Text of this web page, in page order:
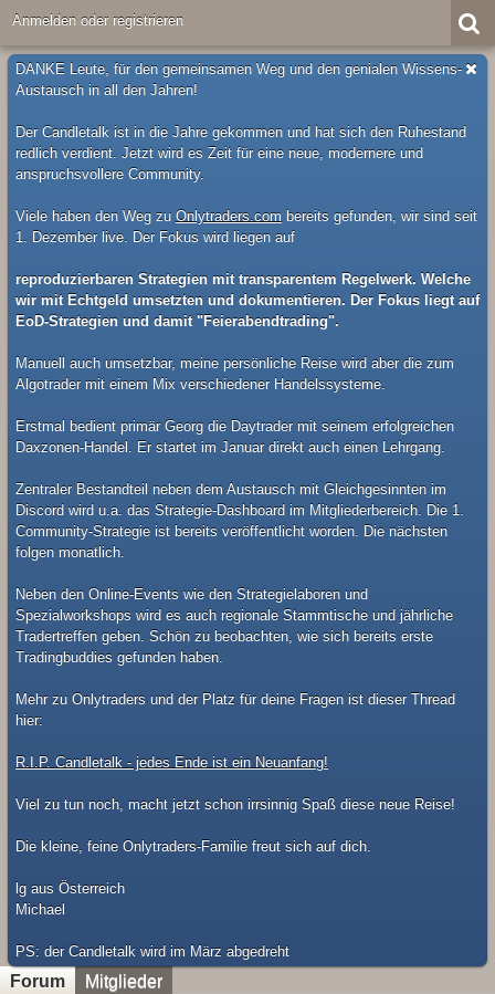
Anmelden oder registrieren
DANKE Leute, für den gemeinsamen Weg und den genialen Wissens-
Austausch in all den Jahren!
Der Candletalk ist in die Jahre gekommen und hat sich den Ruhestand
redlich verdient. Jetzt wird es Zeit für eine neue, modernere und
anspruchsvollere Community.
Viele haben den Weg zu Onlytraders.com bereits gefunden, wir sind seit
1. Dezember live. Der Fokus wird liegen auf
reproduzierbaren Strategien mit transparentem Regelwerk. Welche
wir mit Echtgeld umsetzten und dokumentieren. Der Fokus liegt auf
EoD-Strategien und damit "Feierabendtrading".
Manuell auch umsetzbar, meine persönliche Reise wird aber die zum
Algotrader mit einem Mix verschiedener Handelssysteme.
Erstmal bedient primär Georg die Daytrader mit seinem erfolgreichen
Daxzonen-Handel. Er startet im Januar direkt auch einen Lehrgang.
Zentraler Bestandteil neben dem Austausch mit Gleichgesinnten im
Discord wird u.a. das Strategie-Dashboard im Mitgliederbereich. Die 1.
Community-Strategie ist bereits veröffentlicht worden. Die nächsten
folgen monatlich.
Neben den Online-Events wie den Strategielaboren und
Spezialworkshops wird es auch regionale Stammtische und jährliche
Tradertreffen geben. Schön zu beobachten, wie sich bereits erste
Tradingbuddies gefunden haben.
Mehr zu Onlytraders und der Platz für deine Fragen ist dieser Thread
hier:
R.I.P. Candletalk - jedes Ende ist ein Neuanfang!
Viel zu tun noch, macht jetzt schon irrsinnig Spaß diese neue Reise!
Die kleine, feine Onlytraders-Familie freut sich auf dich.
lg aus Österreich
Michael
​PS: der Candletalk wird im März abgedreht
Forum Mitglieder